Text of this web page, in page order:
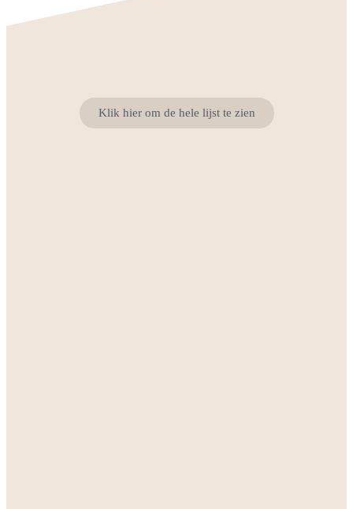
Klik hier om de hele lijst te zien